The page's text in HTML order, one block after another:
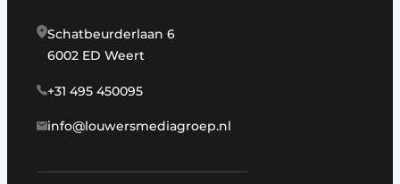
Schatbeurderlaan 6
6002 ED Weert
+31 495 450095
info@louwersmediagroep.nl